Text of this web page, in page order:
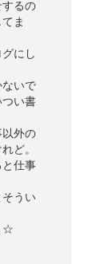
るの
ま
にし
いで
い書
外の
ど。
と仕事
うい
☆